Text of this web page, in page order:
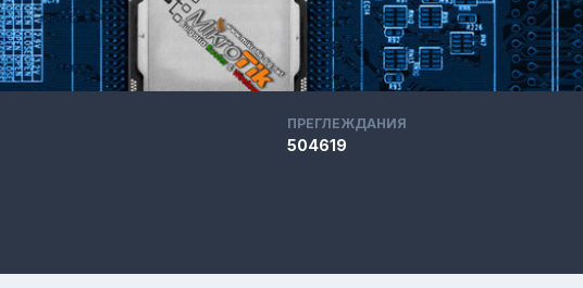
ПРЕГЛЕЖДАНИЯ
504619